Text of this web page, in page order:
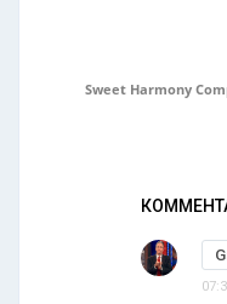
Sweet Harmony